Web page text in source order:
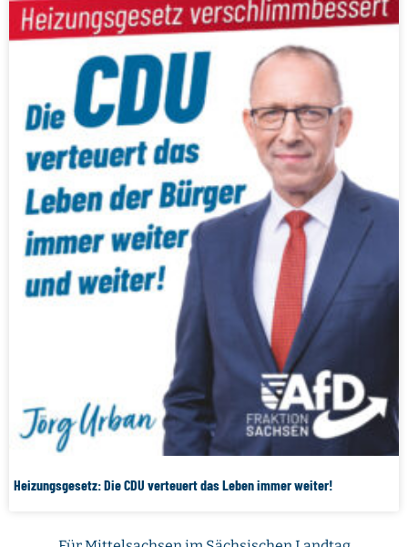
Heizungsgesetz: Die CDU verteuert das Leben immer weiter!